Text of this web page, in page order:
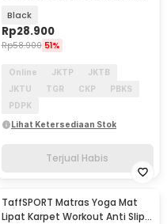
Black
Rp28.900
Rp58.900 51%
Online JKTP
JKTB
JKTU
TGR CKP
PBKS
PDPK
Lihat Ketersediaan Stok
Terjual Habis
TaffSPORT Matras Yoga Mat
Lipat Karpet Workout Anti Slip